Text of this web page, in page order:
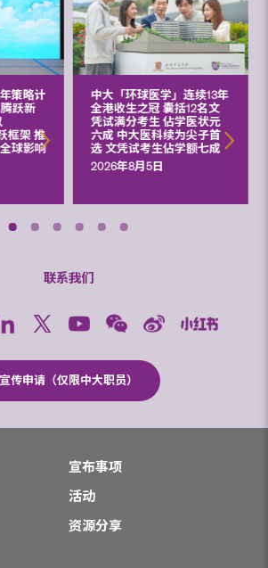
策略计
跃新
框架 推
球影响
中大「环球医学」连续13年
全港收生之冠 囊括12名文
凭试满分考生 佔学医状元
六成 中大医科续为尖子首
选 文凭试考生佔学额七成
2026年8月5日
联系我们
宣传申请（仅限中大职员）
宣布事项
活动
资源分享